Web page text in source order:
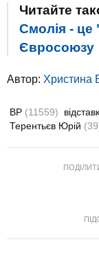
Читайте
Смолія - ​​це
Євросоюзу
Автор: Христина
ВР (11559)
Терентьєв Юрій